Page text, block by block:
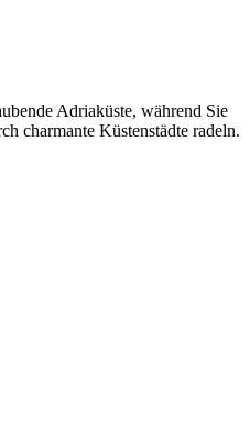
Adriaküste, während Sie
charmante Küstenstädte radeln.